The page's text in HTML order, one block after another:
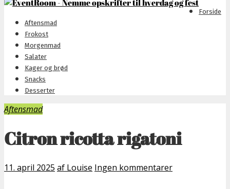
Forside
Aftensmad
Frokost
Morgenmad
Salater
Kager og brød
Snacks
Desserter
Aftensmad
Citron ricotta rigatoni
11. april 2025 af Louise Ingen kommentarer